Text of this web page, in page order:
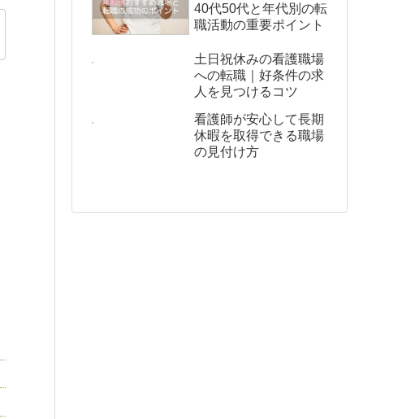
40代50代と年代別の転
職活動の重要ポイント
土日祝休みの看護職場
への転職｜好条件の求
人を見つけるコツ
看護師が安心して長期
休暇を取得できる職場
の見付け方